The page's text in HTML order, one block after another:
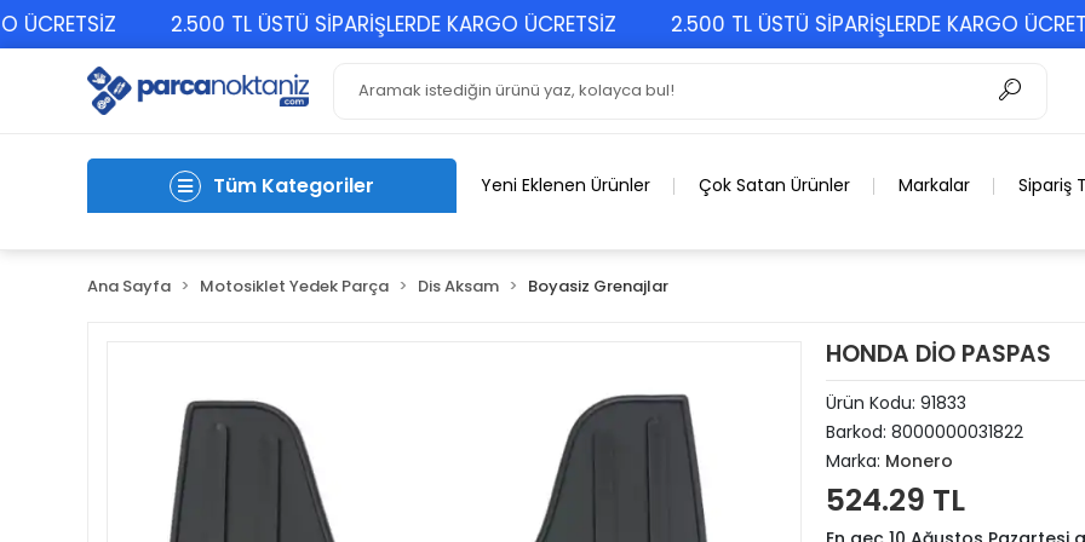
2.500 TL ÜSTÜ SİPARİŞLERDE KARGO ÜCRETSİZ 2.500 TL ÜSTÜ SİPARİŞLERDE KARGO ÜCRETSİZ
Tüm Kategoriler Yeni Eklenen Ürünler Çok Satan Ürünler Markalar Sipariş
Ana Sayfa Motosiklet Yedek Parça Dis Aksam Boyasiz Grenajlar
HONDA DİO PASPAS
Ürün Kodu: 91833
Barkod: 8000000031822
Marka: Monero
524.29 TL